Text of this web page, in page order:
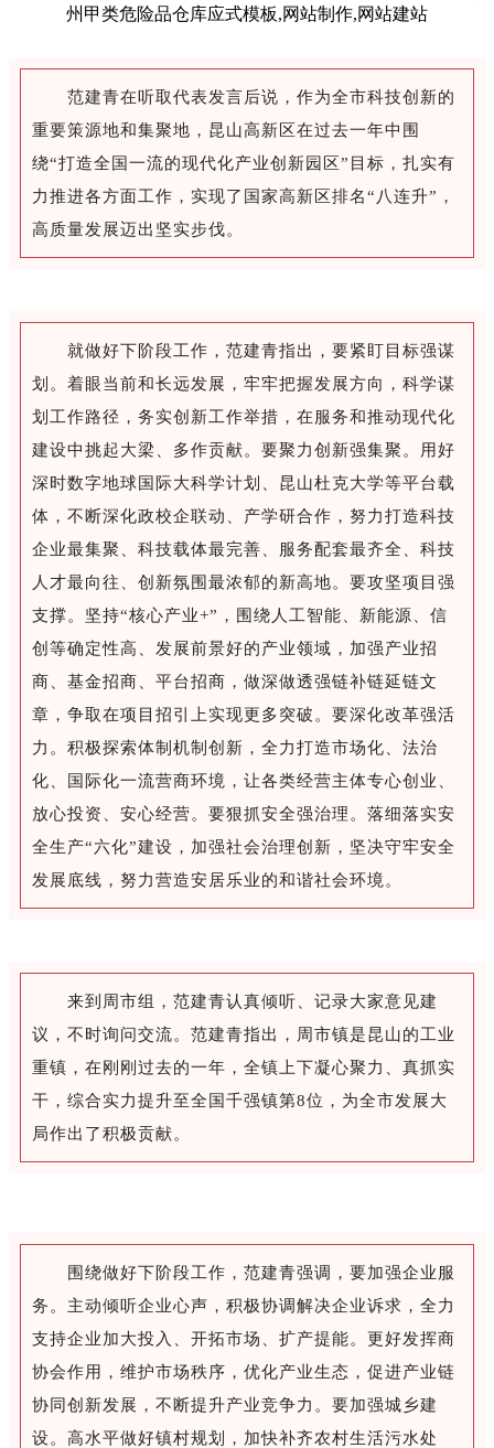
范建青在听取代表发言后说，作为全市科技创新的
重要策源地和集聚地，昆山高新区在过去一年中围
绕“打造全国一流的现代化产业创新园区”目标，扎实有
力推进各方面工作，实现了国家高新区排名“八连升”，
高质量发展迈出坚实步伐。
就做好下阶段工作，范建青指出，要紧盯目标强谋
划。着眼当前和长远发展，牢牢把握发展方向，科学谋
划工作路径，务实创新工作举措，在服务和推动现代化
建设中挑起大梁、多作贡献。要聚力创新强集聚。用好
深时数字地球国际大科学计划、昆山杜克大学等平台载
体，不断深化政校企联动、产学研合作，努力打造科技
企业最集聚、科技载体最完善、服务配套最齐全、科技
人才最向往、创新氛围最浓郁的新高地。要攻坚项目强
支撑。坚持“核心产业+”，围绕人工智能、新能源、信
创等确定性高、发展前景好的产业领域，加强产业招
商、基金招商、平台招商，做深做透强链补链延链文
章，争取在项目招引上实现更多突破。要深化改革强活
力。积极探索体制机制创新，全力打造市场化、法治
化、国际化一流营商环境，让各类经营主体专心创业、
放心投资、安心经营。要狠抓安全强治理。落细落实安
全生产“六化”建设，加强社会治理创新，坚决守牢安全
发展底线，努力营造安居乐业的和谐社会环境。
来到周市组，范建青认真倾听、记录大家意见建
议，不时询问交流。范建青指出，周市镇是昆山的工业
重镇，在刚刚过去的一年，全镇上下凝心聚力、真抓实
干，综合实力提升至全国千强镇第8位，为全市发展大
局作出了积极贡献。
围绕做好下阶段工作，范建青强调，要加强企业服
务。主动倾听企业心声，积极协调解决企业诉求，全力
支持企业加大投入、开拓市场、扩产提能。更好发挥商
协会作用，维护市场秩序，优化产业生态，促进产业链
协同创新发展，不断提升产业竞争力。要加强城乡建
设。高水平做好镇村规划，加快补齐农村生活污水处